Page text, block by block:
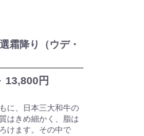
霜降り（ウデ・
13,800円
に、日本三大和牛の
はきめ細かく、脂は
けます。その中で